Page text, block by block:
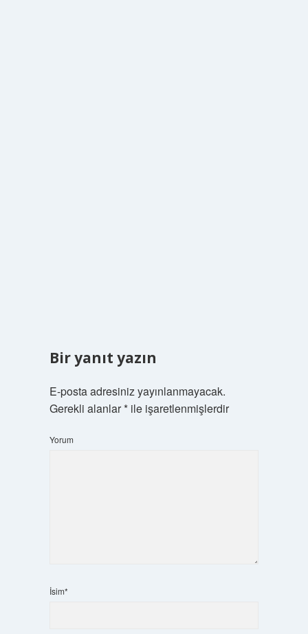
Bir yanıt yazın
E-posta adresiniz yayınlanmayacak.
Gerekli alanlar*ile işaretlenmişlerdir
Yorum
İsim*